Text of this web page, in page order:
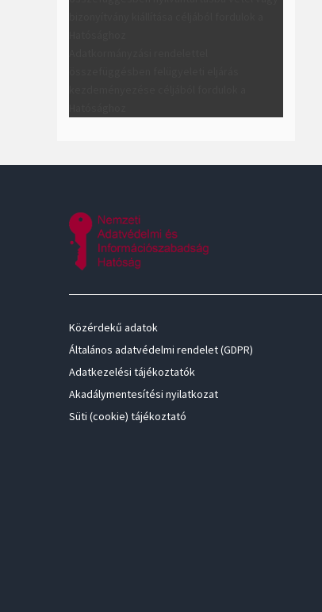
Közérdekű adatok
Általános adatvédelmi rendelet (GDPR)
Adatkezelési tájékoztatók
Akadálymentesítési nyilatkozat
Süti (cookie) tájékoztató